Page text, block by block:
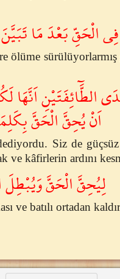
الْحَقِّ بَعْدَ مَا
ölüme
الطَّٓائِفَتَيْنِ اَنَّهَا
اَنْ يُحِقَّ الْحَقَّ
Siz de güçsüz
ve kâfirlerin ardını
لِيُحِقَّ الْحَقَّ وَيُبْطِلَ
ve batılı ortadan